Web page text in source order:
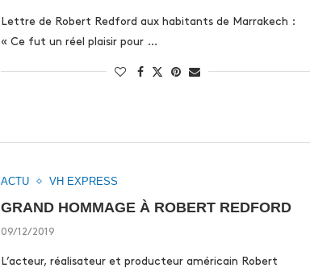
Lettre de Robert Redford aux habitants de Marrakech :
« Ce fut un réel plaisir pour …
ACTU VH EXPRESS
GRAND HOMMAGE À ROBERT REDFORD
09/12/2019
L’acteur, réalisateur et producteur américain Robert